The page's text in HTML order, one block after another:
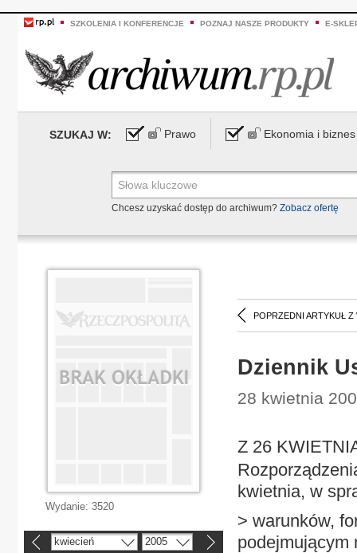
SZKOLENIA I KONFERENCJE POZNAJ NASZE PRODUKTY E-
SZUKAJ W: Prawo Ekonomia i biznes
Chcesz uzyskać dostęp do archiwum? Zobacz ofertę
POPRZEDNI ARTYKUŁ Z
Dziennik
28 kwietnia
Z 26
kwietnia, w
> warunków,
podejmującym
Wydanie: 3520
kwiecień 2005